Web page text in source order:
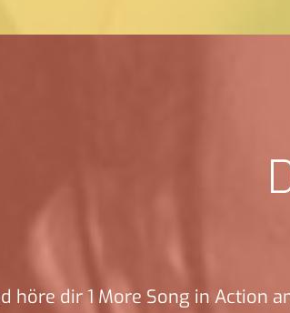
höre dir 1 More Song in Action